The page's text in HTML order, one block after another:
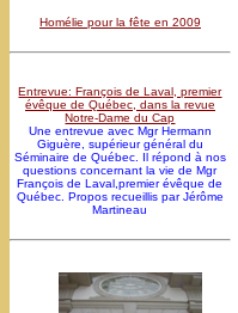
Homélie pour la fête en 2009
Entrevue: François de Laval, premier
évêque de Québec, dans la revue
Notre-Dame du Cap
Une entrevue avec Mgr Hermann
Giguère, supérieur général du
Séminaire de Québec. Il répond à nos
questions concernant la vie de Mgr
François de Laval,premier évêque de
Québec. Propos recueillis par Jérôme
Martineau